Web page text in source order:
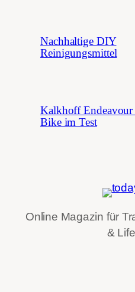
Nachhaltige DIY
Reinigungsmittel
Kalkhoff
Bike im Test
Online Magazin für
&